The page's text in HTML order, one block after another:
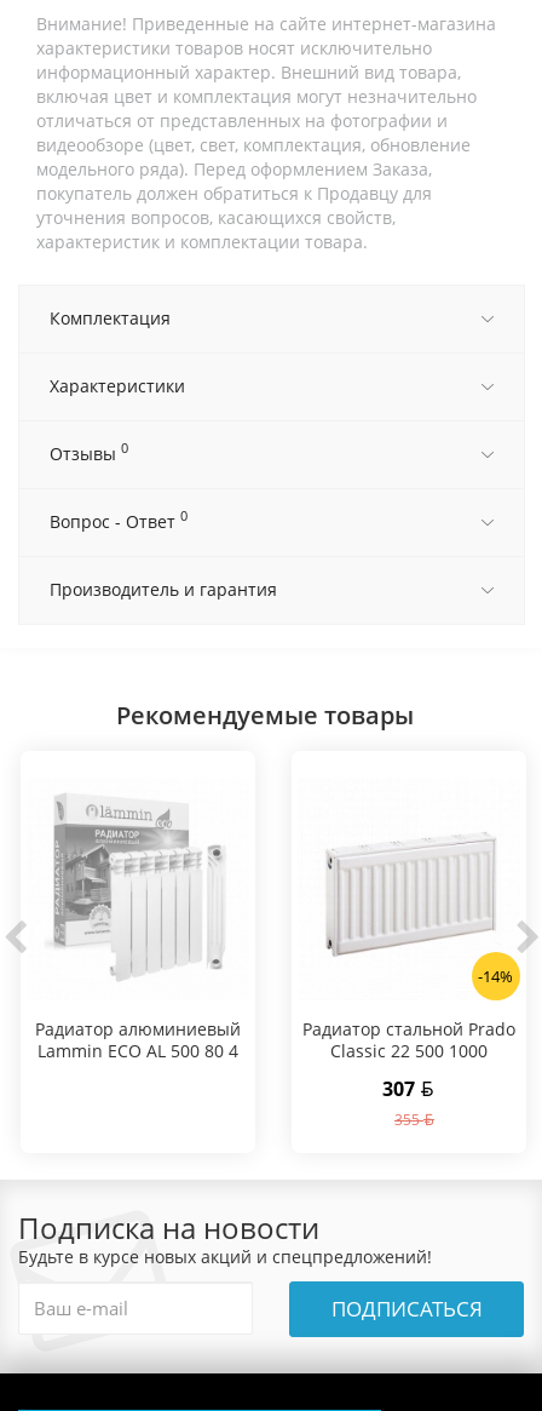
Внимание! Приведенные на сайте интернет-магазина
характеристики товаров носят исключительно
информационный характер. Внешний вид товара,
включая цвет и комплектация могут незначительно
отличаться от представленных на фотографии и
видеообзоре (цвет, свет, комплектация, обновление
модельного ряда). Перед оформлением Заказа,
покупатель должен обратиться к Продавцу для
уточнения вопросов, касающихся свойств,
характеристик и комплектации товара.
Комплектация
Характеристики
Отзывы 0
Вопрос - Ответ 0
Производитель и гарантия
Рекомендуемые товары
Радиатор алюминиевый
Lammin ECO AL 500 80 4
-14%
Радиатор стальной Prado
Classic 22 500 1000
307
355
Подписка на новости
Будьте в курсе новых акций и спецпредложений!
ПОДПИСАТЬСЯ